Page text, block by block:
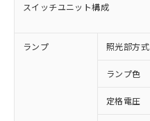
スイッチユニット構成
ランプ 照光部方式
ランプ色
定格電圧